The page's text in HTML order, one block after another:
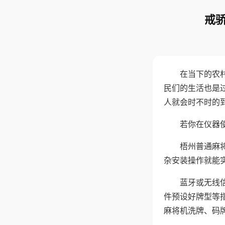
戒
在当下的农
民们的生活也是
人就会时不时的
若你在仪器
梧州普通麻
杂安装操作就能
蓝牙或无线
件预设好牌型等
麻将机洗牌、码